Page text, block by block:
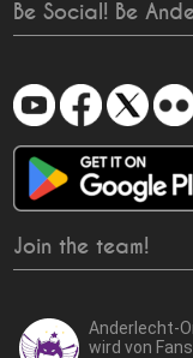
Be Social! Be
Join the team!
Anderlecht-
wird von